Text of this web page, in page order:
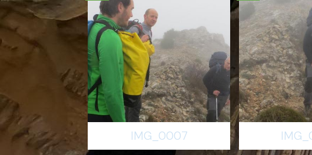
IMG_0007